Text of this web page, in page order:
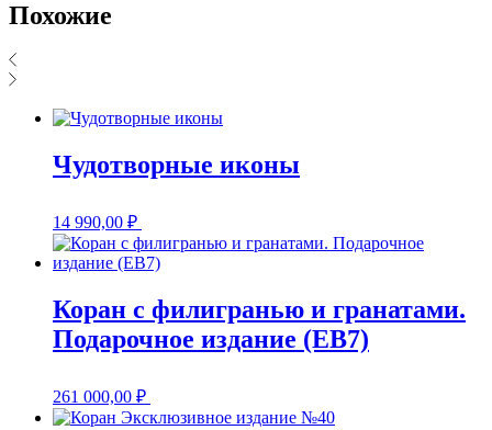
Похожие
Чудотворные иконы
14 990,00 ₽
Коран с филигранью и гранатами.
Подарочное издание (EB7)
261 000,00 ₽